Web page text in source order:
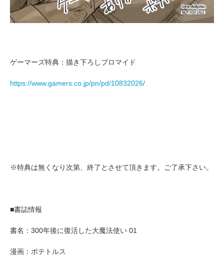
ゲーマーズ特典：描き下ろしブロマイド
https://www.gamers.co.jp/pn/pd/10832026/
※特典は無くなり次第、終了とさせて頂きます。ご了承下さい。
■書誌情報
書名：300年後に復活した大魔法使い 01
漫画：ポテトルス